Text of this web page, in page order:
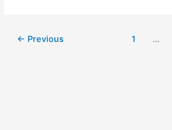
← Previous 1 …